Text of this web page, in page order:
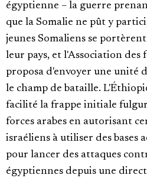
égyptienne – la guerre
que la Somalie ne pût y
jeunes Somaliens se
leur pays, et l'Association des
proposa d'envoyer une unité
le champ de bataille.
facilité la frappe initiale
forces arabes en autorisant
israéliens à utiliser des bases
pour lancer des attaques
égyptiennes depuis une